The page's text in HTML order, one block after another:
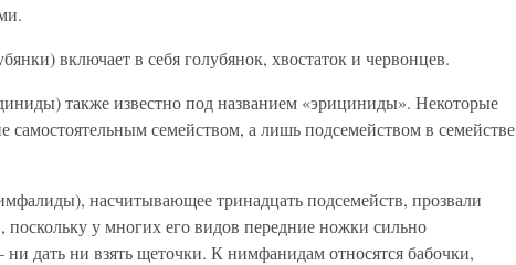
включает в себя голубянок, хвостаток и червонцев.
также известно под названием «эрициниды». Некоторые
самостоятельным семейством, а лишь подсемейством в семействе
насчитывающее тринадцать подсемейств, прозвали
у многих его видов передние ножки сильно
дать ни взять щеточки. К нимфанидам относятся бабочки,